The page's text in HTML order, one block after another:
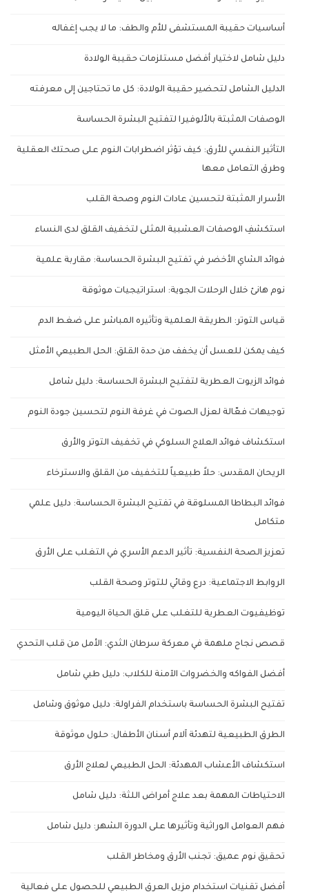
أساسيات حقيبة المستشفى للأم والطف: ما لا يجب إغفاله
دليل شامل لاختيار أفضل مستلزمات حقيبة الولادة
الدليل الشامل لتحضير حقيبة الولادة: كل ما تحتاجين إلى معرفته
الوصفات المثبتة بالألوفيرا لتفتيح البشرة الحساسة
التأثير النفسي للأرق: كيف تؤثر اضطرابات النوم على صحتك العقلية
وطرق التعامل معها
الأسرار المثبتة لتحسين عادات النوم وصحة القلب
استكشفِ الوصفات العشبية المثلى لتخفيف القلق لدى النساء
فوائد الشاي الأخضر في تفتيح البشرة الحساسة: مقاربة علمية
نوم هانئ خلال الرحلات الجوية: استراتيجيات موثوقة
قياس التوتر: الطريقة العلمية وتأثيره المباشر على ضغط الدم
كيف يمكن للعسل أن يخفف من حدة القلق: الحل الطبيعي الأمثل
فوائد الزيوت العطرية لتفتيح البشرة الحساسة: دليل شامل
توجيهات فعّالة لعزل الصوت في غرفة النوم لتحسين جودة النوم
استكشاف فوائد العلاج السلوكي في تخفيف التوتر والأرق
الريحان المقدس: حلاً طبيعياً للتخفيف من القلق والاسترخاء
فوائد البطاطا المسلوقة في تفتيح البشرة الحساسة: دليل علمي
متكامل
تعزيز الصحة النفسية: تأثير الدعم الأسري في التغلب على الأرق
الروابط الاجتماعية: درع وقائي للتوتر وصحة القلب
توظيفيوت العطرية للتغلب على قلق الحياة اليومية
قصص نجاح ملهمة في معركة سرطان الثدي: الأمل من قلب التحدي
أفضل الفواكه والخضروات الآمنة للكلاب: دليل طبي شامل
تفتيح البشرة الحساسة باستخدام الفراولة: دليل موثوق وشامل
الطرق الطبيعية لتهدئة آلام أسنان الأطفال: حلول موثوقة
استكشاف الأعشاب المهدئة: الحل الطبيعي لعلاج الأرق
الاحتياطات المهمة بعد علاج أمراض اللثة: دليل شامل
فهم العوامل الوراثية وتأثيرها على الدورة الشهر: دليل شامل
تحقيق نوم عميق: تجنب الأرق ومخاطر القلب
أفضل تقنيات استخدام مزيل العرق الطبيعي للحصول على فعالية